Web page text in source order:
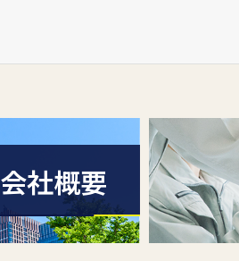
会社概要